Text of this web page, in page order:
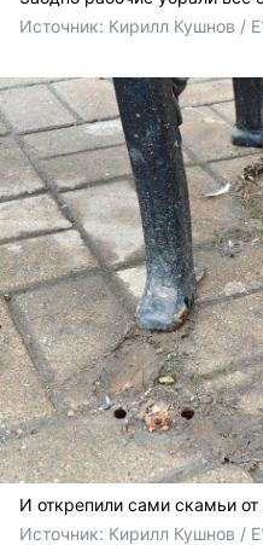
Источник: Кирилл Кушнов /
И открепили сами скамьи от
Источник: Кирилл Кушнов /